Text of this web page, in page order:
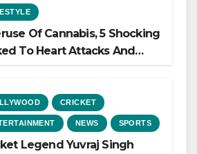
Of Cannabis, 5 Shocking
To Heart Attacks And
CRICKET
NEWS SPORTS
Legend Yuvraj Singh